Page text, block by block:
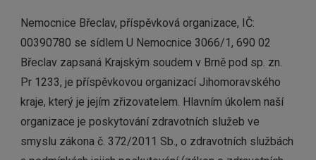
Nemocnice Břeclav, příspěvková organizace, IČ:
00390780 se sídlem U Nemocnice 3066/1, 690 02
Břeclav zapsaná Krajským soudem v Brně pod sp. zn.
Pr 1233, je příspěvkovou organizací Jihomoravského
kraje, který je jejím zřizovatelem. Hlavním úkolem naší
organizace je poskytování zdravotních služeb ve
smyslu zákona č. 372/2011 Sb., o zdravotních službách